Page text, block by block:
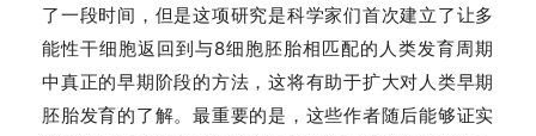
了一段时间，但是这项研究是科学家们首次建立了让多
能性干细胞返回到与8细胞胚胎相匹配的人类发育周期
中真正的早期阶段的方法，这将有助于扩大对人类早期
胚胎发育的了解。最重要的是，这些作者随后能够证实